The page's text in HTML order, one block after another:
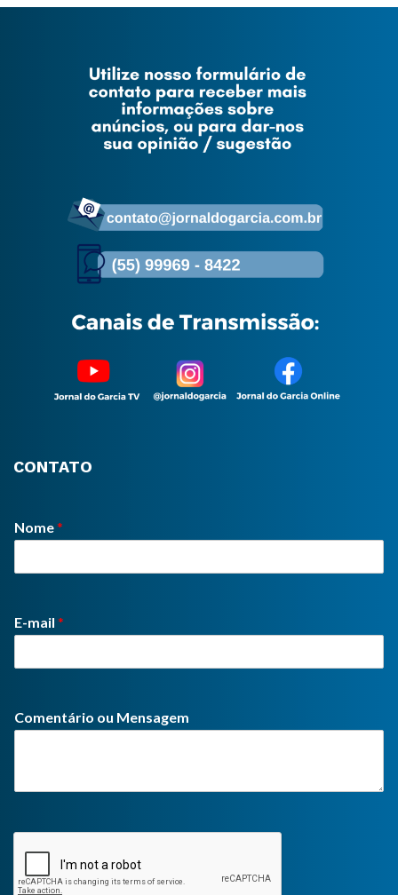
CONTATO
Nome*
E-mail *
Comentário ou Mensagem